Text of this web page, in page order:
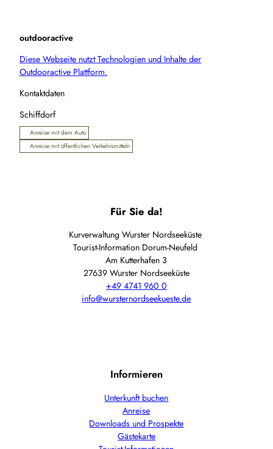
outdooractive
Diese Webseite nutzt Technologien und Inhalte der
Outdooractive Plattform.
Kontaktdaten
Schiffdorf
Anreise mit dem Auto
Anreise mit öffentlichen Verkehrsmitteln
Für Sie da!
Kurverwaltung Wurster Nordseeküste
Tourist-Information Dorum-Neufeld
Am Kutterhafen 3
27639 Wurster Nordseeküste
+49 4741 960 0
info@wursternordseekueste.de
Informieren
Unterkunft buchen
Anreise
Downloads und Prospekte
Gästekarte